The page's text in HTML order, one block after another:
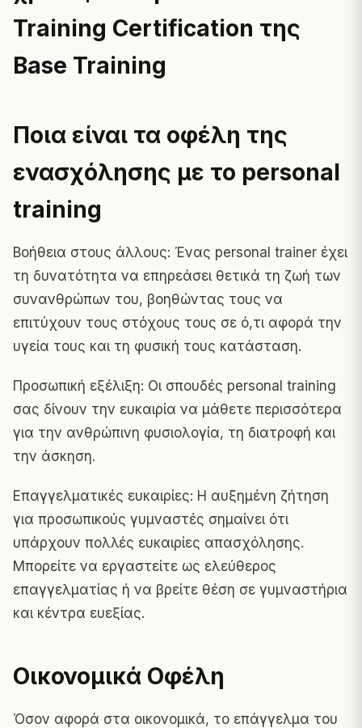
Training Certification της
Base Training
Ποια είναι τα οφέλη της
ενασχόλησης με το personal
training
Βοήθεια στους άλλους: Ένας personal trainer έχει
τη δυνατότητα να επηρεάσει θετικά τη ζωή των
συνανθρώπων του, βοηθώντας τους να
επιτύχουν τους στόχους τους σε ό,τι αφορά την
υγεία τους και τη φυσική τους κατάσταση.
Προσωπική εξέλιξη: Οι σπουδές personal training
σας δίνουν την ευκαιρία να μάθετε περισσότερα
για την ανθρώπινη φυσιολογία, τη διατροφή και
την άσκηση.
Επαγγελματικές ευκαιρίες: Η αυξημένη ζήτηση
για προσωπικούς γυμναστές σημαίνει ότι
υπάρχουν πολλές ευκαιρίες απασχόλησης.
Μπορείτε να εργαστείτε ως ελεύθερος
επαγγελματίας ή να βρείτε θέση σε γυμναστήρια
και κέντρα ευεξίας.
Οικονομικά Οφέλη
Όσον αφορά στα οικονομικά, το επάγγελμα του